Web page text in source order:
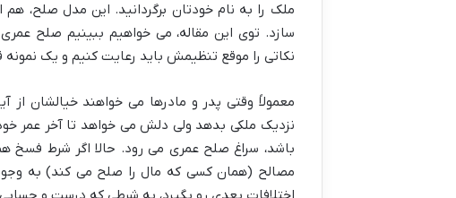
ملک را به نام خودتان برگردانید. این مدل صلح،
سازد. توی این مقاله، می خواهیم ببینیم صلح
نکاتی را موقع تنظیمش باید رعایت کنیم و یک نمونه
معمولاً وقتی پدر و مادرها می خواهند خیالشان
نزدیک ملکی بدهد ولی دلش می خواهد تا آخر عمر
باشد، سراغ صلح عمری می رود. حالا اگر شرط فسخ
مصالح (همان کسی که مال را صلح می کند) به وجود